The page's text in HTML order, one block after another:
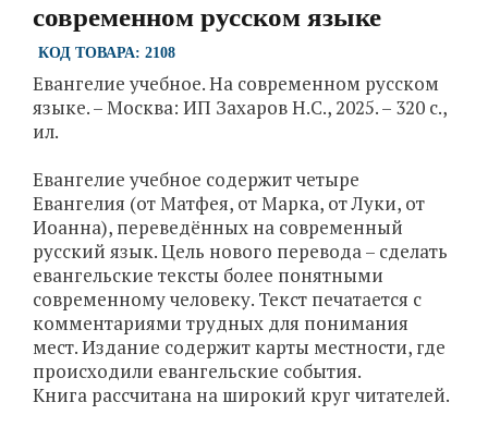
современном русском языке
КОД ТОВАРА: 2108
Евангелие учебное. На современном русском
языке. – Москва: ИП Захаров Н.С., 2025. – 320 с.,
ил.
Евангелие учебное содержит четыре
Евангелия (от Матфея, от Марка, от Луки, от
Иоанна), переведённых на современный
русский язык. Цель нового перевода – сделать
евангельские тексты более понятными
современному человеку. Текст печатается с
комментариями трудных для понимания
мест. Издание содержит карты местности, где
происходили евангельские события.
Книга рассчитана на широкий круг читателей.